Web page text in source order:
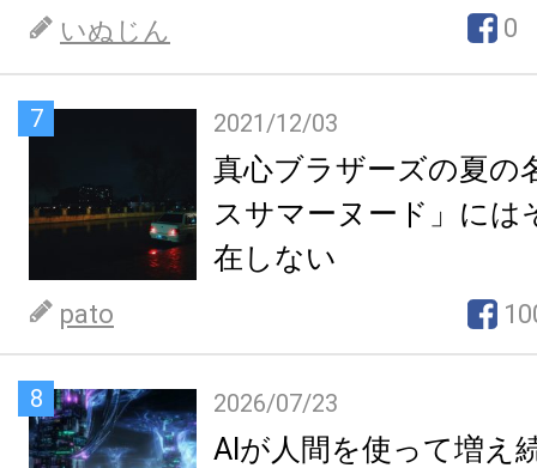
いぬじん 0
7 2021/12/03
真心ブラザーズの夏の
スサマーヌード」には
在しない
pato
8 2026/07/23
AIが人間を使って増え